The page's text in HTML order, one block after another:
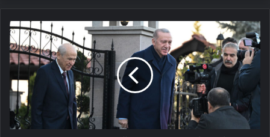
Cumhurbaşkanı
Erdoğan'dan
Bahçeli'ye
ziyaret